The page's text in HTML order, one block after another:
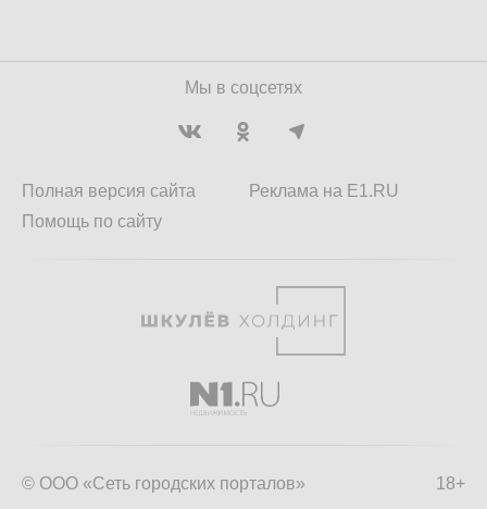
Мы в соцсетях
Полная версия сайта
Помощь по сайту
Реклама на E1.RU
18+
© ООО «Сеть городских порталов»